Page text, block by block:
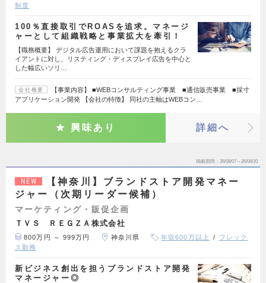
制度
100％直接取引でROASを追求。マネージ
ャーとして組織戦略と事業拡大を牽引！
【職務概要】 デジタル広告運用において課題を抱えるクラ
イアントに対し、リスティング・ディスプレイ広告を中心と
した幅広いソリ…
会社概要
【事業内容】 ■WEBコンサルティング事業 ■通信販売事業 ■採寸
アプリケーション開発 【会社の特徴】 同社の主軸はWEBコン…
興味あり 詳細へ
掲載期間 26/08/07～26/08/20
NEW
【神奈川】ブランドストア開発マネー
ジャー（次期リーダー候補）
マーケティング・販促企画
ＴＶＳ ＲＥＧＺＡ株式会社
800万円 ～ 999万円 神奈川県 年収600万以上
フレック
ス勤務
新ビジネス創出を担うブランドストア開発
マネージャー◎